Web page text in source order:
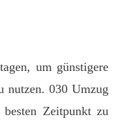
um günstigere
nutzen. 030 Umzug
Zeitpunkt zu